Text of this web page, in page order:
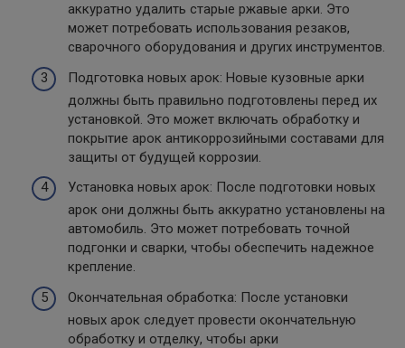
аккуратно удалить старые ржавые арки. Это
может потребовать использования резаков,
сварочного оборудования и других инструментов.
Подготовка новых арок: Новые кузовные арки
должны быть правильно подготовлены перед их
установкой. Это может включать обработку и
покрытие арок антикоррозийными составами для
защиты от будущей коррозии.
Установка новых арок: После подготовки новых
арок они должны быть аккуратно установлены на
автомобиль. Это может потребовать точной
подгонки и сварки, чтобы обеспечить надежное
крепление.
Окончательная обработка: После установки
новых арок следует провести окончательную
обработку и отделку, чтобы арки